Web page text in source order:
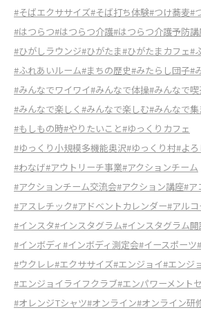
#そばエクササイズ#そば打ち体験#つけ蕎麦#
#はつらつ#はつらつ介護#はつらつ介護予防
#ひがしラウンジ#ひがたま#ひがたまカフェ#
#ふれあいルーム#まちの歴史#みたらし団子#
#みんなでワイワイ#みんなで体操#みんなで
#みんなで楽しく #みんなで楽しむ#みんなで集
#もしもの時#やりたいこと#ゆっくりカフェ
#ゆっくり小規模多機能奥沢#ゆっくり村#よ
#わなげ#アウトリーチ事業#アクションチーム
#アクションチーム交流会#アクション講座#ア
#アスレチック#アドベントカレンダー#アル
#インスタ#インスタグラム#インスタグラム
#インボディ#インボディ測定会#イースポーツ
#ウクレレ#エクササイズ#エンジョイ#エンジ
#エンジョイライフクラブ#エンパワーメント
#オレンジTシャツ#オンライン#オンライン研